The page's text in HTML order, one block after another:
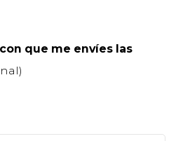
que me envíes las